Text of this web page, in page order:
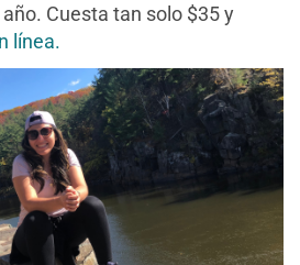
Cuesta tan solo $35 y
línea.